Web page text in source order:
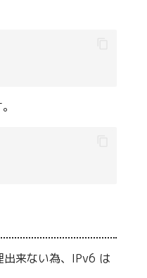
来ない為、IPv6 は